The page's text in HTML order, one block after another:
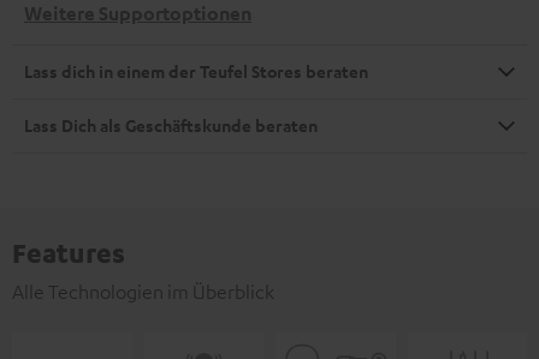
Weitere Supportoptionen
Lass dich in einem der Teufel Stores beraten
Lass Dich als Geschäftskunde beraten
Features
Alle Technologien im Überblick